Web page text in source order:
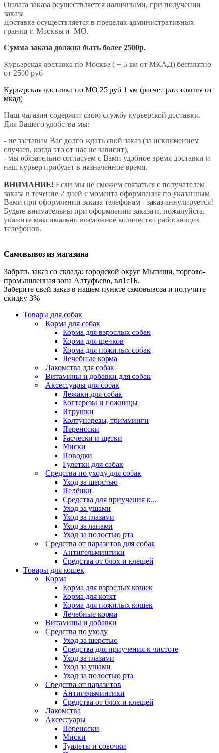
Оплата заказа осуществляется наличными, при получении
заказа
Доставка осуществляется в пределах административных
границ г. Москвы и МО.
Сумма заказа должна быть более 2500р.
Курьерская доставка по Москве ( + 5 км от МКАД) бесплатно
от 2500 руб
Курьерская доставка по МО 25 руб 1 км (расчет расстояния от
мкад)
Наш магазин содержит свою службу курьерской доставки.
Для Вашего удобства мы:
- не заставим Вас долго ждать свой заказ (за исключением
случаев, когда это от нас не зависит),
- мы обязательно согласуем с Вами удобное время доставки и
наш курьер прибудет в назначенное время.
ВНИМАНИЕ! Если мы не сможем связаться с получателем
заказа в течение 2 дней с момента оформления по указанным
Вами при оформлении заказа телефонам - заказ аннулируется!
Будьте внимательны при оформлении заказа и, пожалуйста,
укажите максимально возможное количество работающих
телефонов.
Самовывоз из магазина
Забрать заказ со склада: городской округ Мытищи, торгово-
промышленная зона Алтуфьево, вл1с1Б.
Заберите свой заказ в нашем пункте самовывоза и получите
скидку 3%
Товары для собак
Корма для собак
Корма для взрослых собак
Корма для щенков
Корма для пожилых собак
Лечебные корма
Лакомства для собак
Витамины и добавки для собак
Аксессуары для собак
Лежаки для собак
Когтерезы и ножницы
Игрушки
Колтунорезы, тримминги
Переноски
Расчески и щетки
Миски
Поводки
Рулетки для собак
Средства по уходу для собак
Уход за шерстью
Пелёнки
Средства для приучения к...
Уход за ушами
Уход за глазами
Уход за лапами
Уход за полостью рта
Средства от паразитов для собак
Антигельминтики
Средства от блох и клещей
Товары для кошек
Корма
Корма для взрослых кошек
Корма для котят
Корма для пожилых кошек
Лечебные корма
Витамины и добавки
Средства по уходу
Уход за шерстью
Средства для приучения к чистоте
Уход за глазами
Уход за ушами
Уход за полостью рта
Средства от паразитов
Антигельминтики
Средства от блох и клещей
Лакомства
Аксессуары
Переноски
Миски
Туалеты и совочки